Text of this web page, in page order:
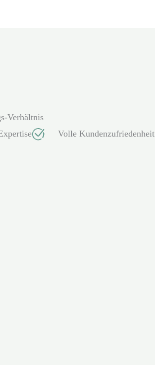
Verhältnis
Volle Kundenzufriedenheit